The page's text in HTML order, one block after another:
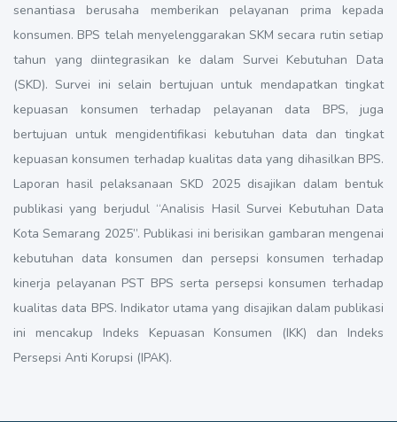
senantiasa berusaha memberikan pelayanan prima kepada
konsumen. BPS telah menyelenggarakan SKM secara rutin setiap
tahun yang diintegrasikan ke dalam Survei Kebutuhan Data
(SKD). Survei ini selain bertujuan untuk mendapatkan tingkat
kepuasan konsumen terhadap pelayanan data BPS, juga
bertujuan untuk mengidentifikasi kebutuhan data dan tingkat
kepuasan konsumen terhadap kualitas data yang dihasilkan BPS.
Laporan hasil pelaksanaan SKD 2025 disajikan dalam bentuk
publikasi yang berjudul “Analisis Hasil Survei Kebutuhan Data
Kota Semarang 2025”. Publikasi ini berisikan gambaran mengenai
kebutuhan data konsumen dan persepsi konsumen terhadap
kinerja pelayanan PST BPS serta persepsi konsumen terhadap
kualitas data BPS. Indikator utama yang disajikan dalam publikasi
ini mencakup Indeks Kepuasan Konsumen (IKK) dan Indeks
Persepsi Anti Korupsi (IPAK).